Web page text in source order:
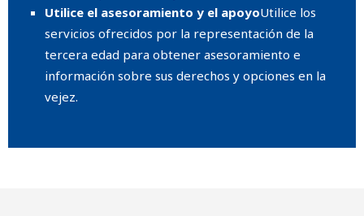
Utilice el asesoramiento y el apoyoUtilice los
servicios ofrecidos por la representación de la
tercera edad para obtener asesoramiento e
información sobre sus derechos y opciones en la
vejez.